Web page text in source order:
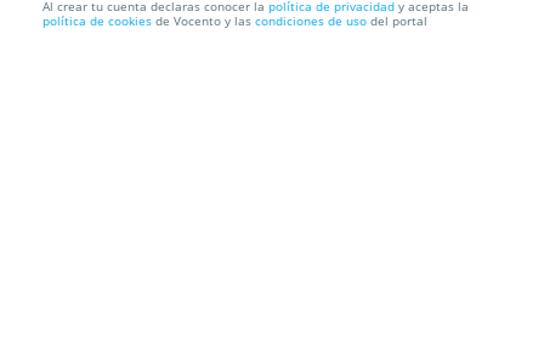
Jazz San Javier: Luca Filastro Trío & Lara Ferrari +
Al crear tu cuenta declaras conocer la política de privacidad y aceptas la
política de cookies de Vocento y las condiciones de uso del portal